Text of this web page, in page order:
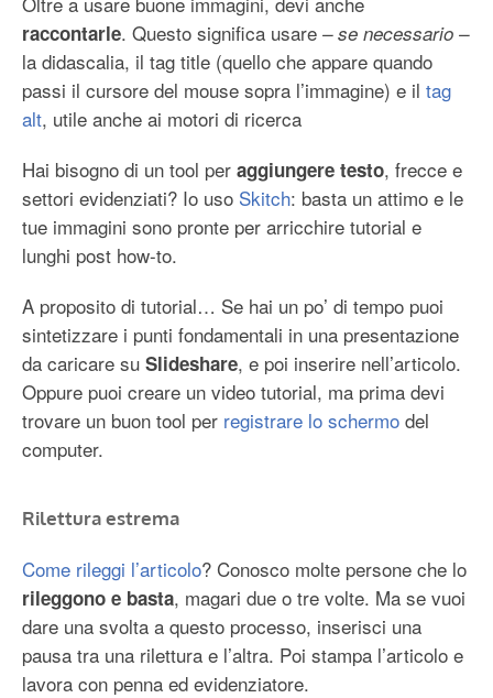
raccontarle. Questo significa usare – se necessario –
la didascalia, il tag title (quello che appare quando
passi il cursore del mouse sopra l’immagine) e il tag
alt, utile anche ai motori di ricerca
Hai bisogno di un tool per aggiungere testo, frecce e
settori evidenziati? Io uso Skitch: basta un attimo e le
tue immagini sono pronte per arricchire tutorial e
lunghi post how-to.
A proposito di tutorial… Se hai un po’ di tempo puoi
sintetizzare i punti fondamentali in una presentazione
da caricare su Slideshare, e poi inserire nell’articolo.
Oppure puoi creare un video tutorial, ma prima devi
trovare un buon tool per registrare lo schermo del
computer.
Rilettura estrema
Come rileggi l’articolo? Conosco molte persone che lo
rileggono e basta, magari due o tre volte. Ma se vuoi
dare una svolta a questo processo, inserisci una
pausa tra una rilettura e l’altra. Poi stampa l’articolo e
lavora con penna ed evidenziatore.